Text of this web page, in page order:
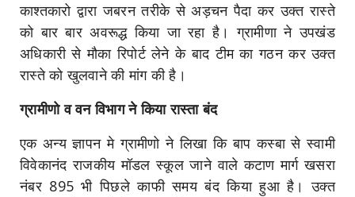
काश्तकारो द्वारा जबरन तरीके से अड़चन पैदा कर उक्त रास्ते
को बार बार अवरूद्ध किया जा रहा है। ग्रामीणा ने उपखंड
अधिकारी से मौका रिपोर्ट लेने के बाद टीम का गठन कर उक्त
रास्ते को खुलवाने की मांग की है।
ग्रामीणो व वन विभाग ने किया रास्ता बंद
एक अन्य ज्ञापन मे ग्रामीणो ने लिखा कि बाप कस्बा से स्वामी
विवेकानंद राजकीय मॉडल स्कूल जाने वाले कटाण मार्ग खसरा
नंबर 895 भी पिछले काफी समय बंद किया हुआ है। उक्त